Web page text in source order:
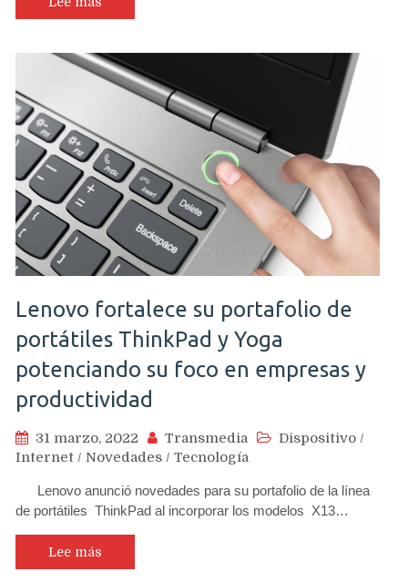
Lenovo fortalece su portafolio de
portátiles ThinkPad y Yoga
potenciando su foco en empresas y
productividad
31 marzo, 2022 Transmedia Dispositivo /
Internet / Novedades / Tecnología
Lenovo anunció novedades para su portafolio de la línea
de portátiles ThinkPad al incorporar los modelos X13…
Lee más